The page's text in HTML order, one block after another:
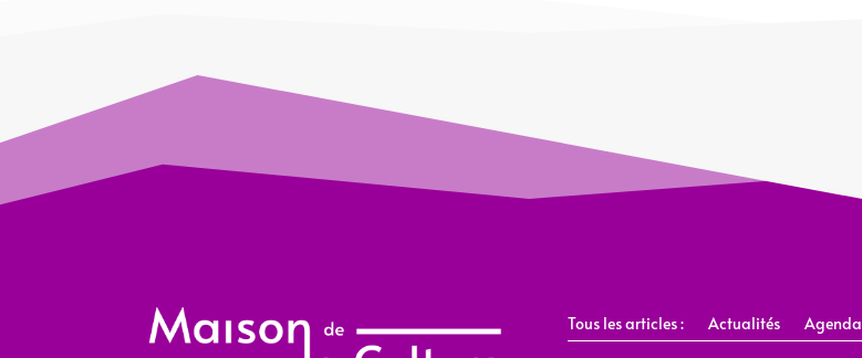
Tous les articles : Actualités Agenda